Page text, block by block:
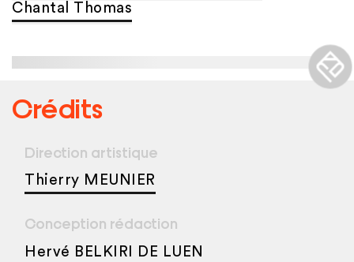
Chantal Thomas
Crédits
Direction artistique
Thierry MEUNIER
Conception rédaction
Hervé BELKIRI DE LUEN